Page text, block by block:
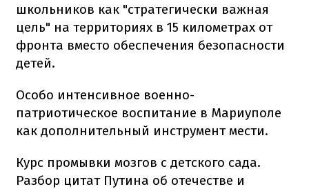
школьников как "стратегически важная
цель" на территориях в 15 километрах от
фронта вместо обеспечения безопасности
детей.
Особо интенсивное военно-
патриотическое воспитание в Мариуполе
как дополнительный инструмент мести.
Курс промывки мозгов с детского сада.
Разбор цитат Путина об отечестве и